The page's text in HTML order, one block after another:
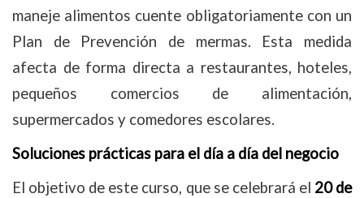
maneje alimentos cuente obligatoriamente con un
Plan de Prevención de mermas. Esta medida
afecta de forma directa a restaurantes, hoteles,
pequeños comercios de alimentación,
supermercados y comedores escolares.
Soluciones prácticas para el día a día del negocio
El objetivo de este curso, que se celebrará el 20 de